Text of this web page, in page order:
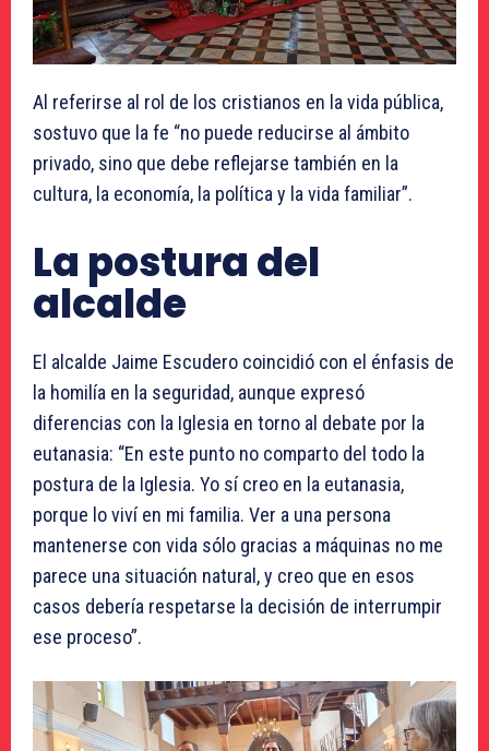
Al referirse al rol de los cristianos en la vida pública,
sostuvo que la fe “no puede reducirse al ámbito
privado, sino que debe reflejarse también en la
cultura, la economía, la política y la vida familiar”.
La postura del
alcalde
El alcalde Jaime Escudero coincidió con el énfasis de
la homilía en la seguridad, aunque expresó
diferencias con la Iglesia en torno al debate por la
eutanasia: “En este punto no comparto del todo la
postura de la Iglesia. Yo sí creo en la eutanasia,
porque lo viví en mi familia. Ver a una persona
mantenerse con vida sólo gracias a máquinas no me
parece una situación natural, y creo que en esos
casos debería respetarse la decisión de interrumpir
ese proceso”.